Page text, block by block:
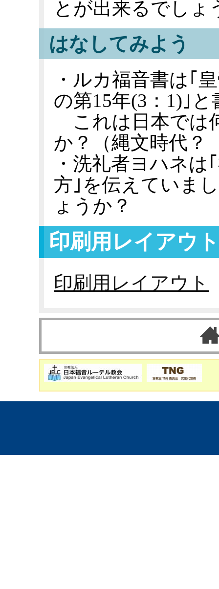
とが出来るでしょ
はなしてみよう
・ルカ福音書は｢
の第15年(3：1)｣
これは日本では
か？（縄文時代
・洗礼者ヨハネ
方｣を伝えていま
ょうか？
印刷用レイアウト
印刷用レイアウト